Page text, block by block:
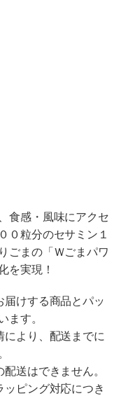
食感・風味にアクセ
０粒分のセサミン１
ごまの「Ｗごまパワ
を実現！
けする商品とパッ
ます。
より、配送までに
送はできません。
ピング対応につき